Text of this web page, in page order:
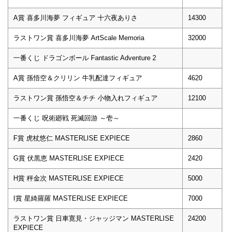
A賞 喜多川海夢 フィギュア 十六夜ありさ 14300
ラストワン賞 喜多川海夢 ArtScale Memoria 32000
一番くじ ドラゴンボール Fantastic Adventure 2
A賞 孫悟空＆クリリン 牛乳配達フィギュア 4620
ラストワン賞 孫悟空＆チチ 小物入れフィギュア 12100
一番くじ 呪術廻戦 死滅回游 ～壱～
F賞 虎杖悠仁 MASTERLISE EXPIECE 2860
G賞 伏黒恵 MASTERLISE EXPIECE 2420
H賞 秤金次 MASTERLISE EXPIECE 5000
I賞 星綺羅羅 MASTERLISE EXPIECE 7000
ラストワン賞 日車寛見・ジャッジマン MASTERLISE
EXPIECE
24200